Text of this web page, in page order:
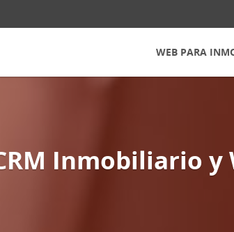
WEB PARA
Inmobiliario y